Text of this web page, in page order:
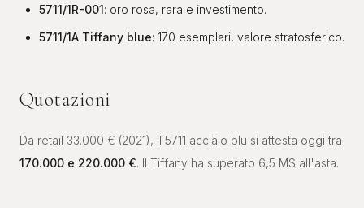
5711/1R-001: oro rosa, rara e investimento.
5711/1A Tiffany blue: 170 esemplari, valore stratosferico.
Quotazioni
Da retail 33.000 € (2021), il 5711 acciaio blu si attesta oggi tra
170.000 e 220.000 €. Il Tiffany ha superato 6,5 M$ all'asta.